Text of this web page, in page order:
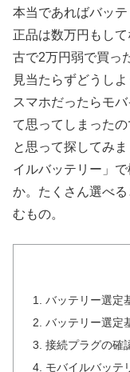
本当であればバッ
正品は数万円もし
古で2万円弱で買っ
見当たらずどうし
スマホだったらモ
て思ってしまった
と思って探してみ
イルバッテリー」
か。たくさん選べ
むもの。
バッテリー選定
バッテリー選定
接続プラグの確
モバイルバッテ